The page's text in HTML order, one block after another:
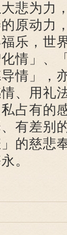
大悲为力
原动力
乐，世
情」、
情」，
、用礼
占有的
有差别
的慈悲
。